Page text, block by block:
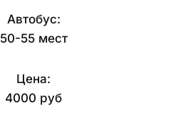
Автобус:
50-55 мест
Цена:
4000 руб